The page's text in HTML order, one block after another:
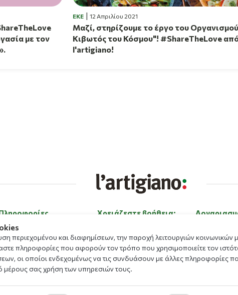
με τον
EKE 12 Απριλίου 2021
Μαζί, στηρίζουμε το έργο του
Κιβωτός του Κόσμου"! #ShareTheLove
l'artigiano!
Σχετικά με εμάς
Τα νέα μας
Χρειάζεστε βοήθεια;
Εργαστείτε με εμάς
Μέθοδοι πληρωμής
Εγγραφή
Ξέχασα τον
περιεχομένου και διαφημίσεων, την παροχή λειτουργιών κοινωνικών
πληροφορίες που αφορούν τον τρόπο που χρησιμοποιείτε τον
οι οποίοι ενδεχομένως να τις συνδυάσουν με άλλες πληροφορίες
μέρους σας χρήση των υπηρεσιών τους.